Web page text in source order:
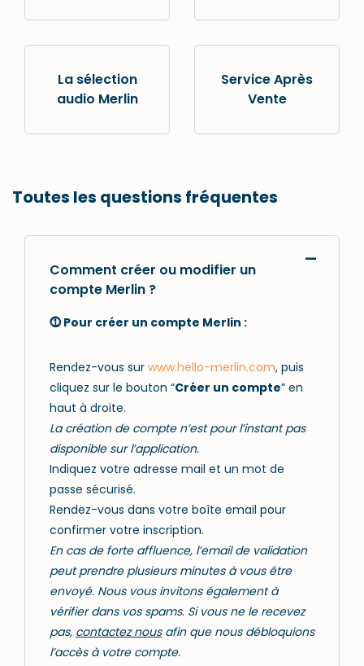
La sélection
audio Merlin
Service Après
Vente
Toutes les questions fréquentes
Comment créer ou modifier un
compte Merlin ?
⓵ Pour créer un compte Merlin :
Rendez-vous sur www.hello-merlin.com, puis
cliquez sur le bouton “Créer un compte” en
haut à droite.
La création de compte n’est pour l’instant pas
disponible sur l’application.
Indiquez votre adresse mail et un mot de
passe sécurisé.
Rendez-vous dans votre boîte email pour
confirmer votre inscription.
En cas de forte affluence, l’email de validation
peut prendre plusieurs minutes à vous être
envoyé. Nous vous invitons également à
vérifier dans vos spams. Si vous ne le recevez
pas, contactez nousafin que nous débloquions
l’accès à votre compte.